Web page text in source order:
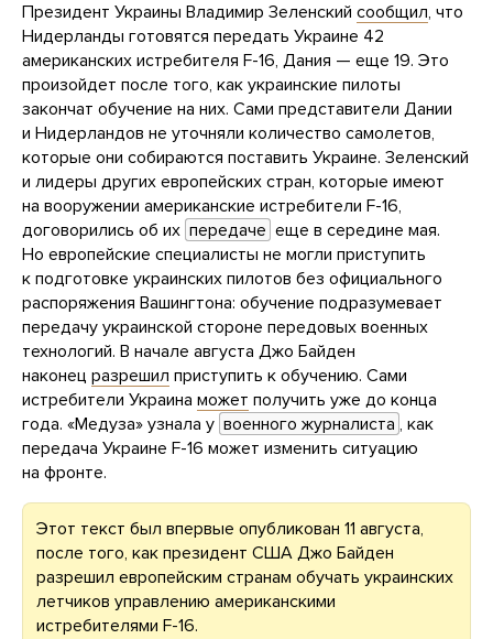
Президент Украины Владимир Зеленский сообщил, что
Нидерланды готовятся передать Украине 42
американских истребителя F-16, Дания — еще 19. Это
произойдет после того, как украинские пилоты
закончат обучение на них. Сами представители Дании
и Нидерландов не уточняли количество самолетов,
которые они собираются поставить Украине. Зеленский
и лидеры других европейских стран, которые имеют
на вооружении американские истребители F-16,
договорились об их передаче еще в середине мая.
Но европейские специалисты не могли приступить
к подготовке украинских пилотов без официального
распоряжения Вашингтона: обучение подразумевает
передачу украинской стороне передовых военных
технологий. В начале августа Джо Байден
наконец разрешил приступить к обучению. Сами
истребители Украина может получить уже до конца
года. «Медуза» узнала у военного журналиста , как
передача Украине F-16 может изменить ситуацию
на фронте.
Этот текст был впервые опубликован 11 августа,
после того, как президент США Джо Байден
разрешил европейским странам обучать украинских
летчиков управлению американскими
истребителями F-16.